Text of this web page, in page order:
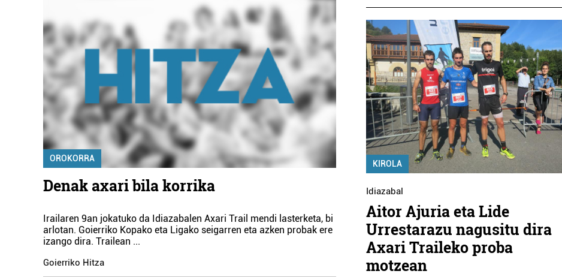
OROKORRA
Denak axari bila korrika
Irailaren 9an jokatuko da Idiazabalen Axari Trail mendi lasterketa, bi
arlotan. Goierriko Kopako eta Ligako seigarren eta azken probak ere
izango dira. Trailean ...
Goierriko Hitza
KIROLA
Idiazabal
Aitor Ajuria eta Lide
Urrestarazu nagusitu dira
Axari Traileko proba
motzean